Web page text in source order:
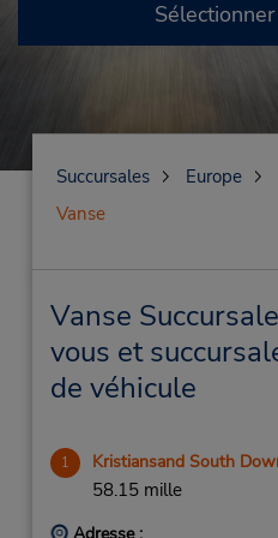
Succursales Europe
Vanse
Vanse
vous et
de véhicule
1 Kristiansand South
58.15 mille